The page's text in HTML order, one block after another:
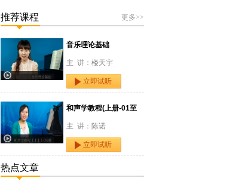
更多>>
推荐课程
音乐理论基础
主 讲：楼天宇
立即试听
和声学教程(上册-01至
主 讲：陈诺
立即试听
热点文章